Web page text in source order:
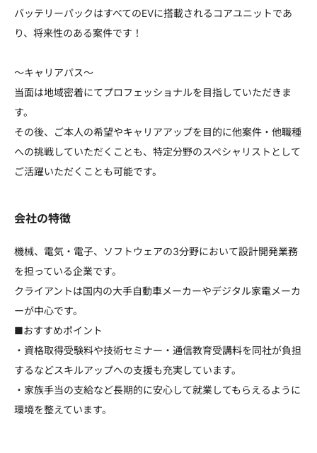
バッテリーパックはすべてのEVに搭載されるコアユニットであ
り、将来性のある案件です！
～キャリアパス～
当面は地域密着にてプロフェッショナルを目指していただきま
す。
その後、ご本人の希望やキャリアアップを目的に他案件・他職種
への挑戦していただくことも、特定分野のスペシャリストとして
ご活躍いただくことも可能です。
会社の特徴
機械、電気・電子、ソフトウェアの3分野において設計開発業務
を担っている企業です。
クライアントは国内の大手自動車メーカーやデジタル家電メーカ
ーが中心です。
■おすすめポイント
・資格取得受験料や技術セミナー・通信教育受講料を同社が負担
するなどスキルアップへの支援も充実しています。
・家族手当の支給など長期的に安心して就業してもらえるように
環境を整えています。